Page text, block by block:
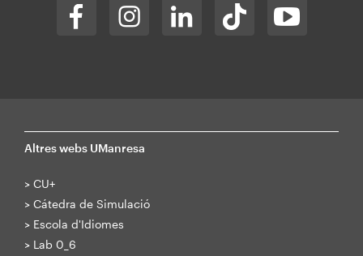
Altres webs UManresa
> CU+
> Cátedra de Simulació
> Escola d'Idiomes
> Lab 0_6